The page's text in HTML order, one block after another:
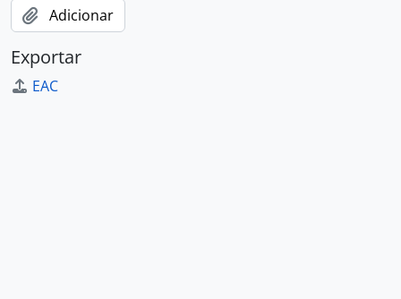
Adicionar
Exportar
EAC